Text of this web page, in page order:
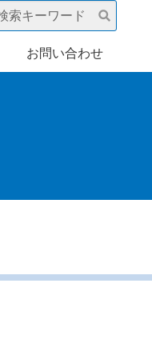
お問い合わせ